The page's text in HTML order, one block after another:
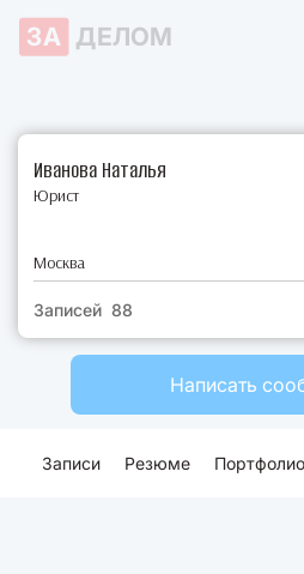
ЗА ДЕЛОМ
Иванова Наталья
Юрист
Москва
Записей 88
Написать
Записи Резюме Портфолио